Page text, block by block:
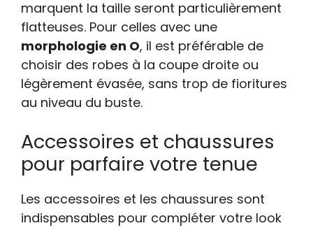
marquent la taille seront particulièrement
flatteuses. Pour celles avec une
morphologie en O, il est préférable de
choisir des robes à la coupe droite ou
légèrement évasée, sans trop de fioritures
au niveau du buste.
Accessoires et chaussures
pour parfaire votre tenue
Les accessoires et les chaussures sont
indispensables pour compléter votre look